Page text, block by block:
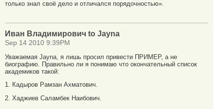
только знал своё дело и отличался порядочностью».
Иван Владимирович to Jayna
Sep 14 2010 9:39PM
Уважаемая Jayna, я лишь просил привести ПРИМЕР, а не
биографию. Правильно ли я понимаю что окончательный список
академиков такой:
1. Кадыров Рамзан Ахматович.
2. Хаджиев Саламбек Наибович.